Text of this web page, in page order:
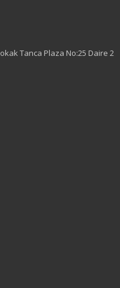
Tanca Plaza No:25 Daire 2